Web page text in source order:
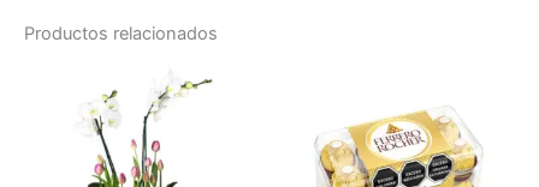
Productos relacionados